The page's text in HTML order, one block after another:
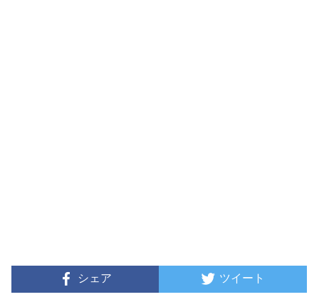
シェア ツイート